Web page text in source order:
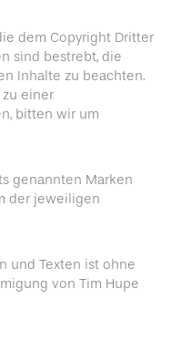
dem Copyright Dritter
sind bestrebt, die
Inhalte zu beachten.
einer
bitten wir um
genannten Marken
der jeweiligen
und Texten ist ohne
von Tim Hupe